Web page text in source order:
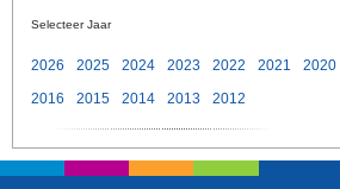
Selecteer Jaar
2026 2025 2024 2023 2022 2021 2020
2016
2015 2014 2013 2012